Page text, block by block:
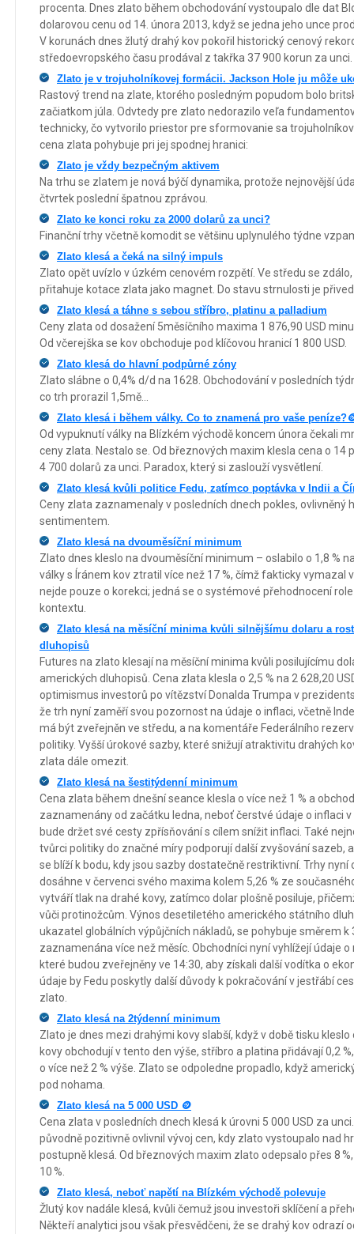
procenta. Dnes zlato během obchodování vystoupalo dle dat
dolarovou cenu od 14. února 2013, když se jedna jeho unce
V korunách dnes žlutý drahý kov pokořil historický cenový
středoevropského času prodával z takřka 37 900 korun za unci.
Zlato je v trojuholníkovej formácii. Jackson Hole ju môže
Rastový trend na zlate, ktorého posledným popudom bolo
začiatkom júla. Odvtedy pre zlato nedorazilo veľa
technicky, čo vytvorilo priestor pre sformovanie sa
cena zlata pohybuje pri jej spodnej hranici:
Zlato je vždy bezpečným aktivem
Na trhu se zlatem je nová býčí dynamika, protože nejnovější
čtvrtek poslední špatnou zprávou.
Zlato ke konci roku za 2000 dolarů za unci?
Finanční trhy včetně komodit se většinu uplynulého týdne
Zlato klesá a čeká na silný impuls
Zlato opět uvízlo v úzkém cenovém rozpětí. Ve středu se zdálo,
přitahuje kotace zlata jako magnet. Do stavu strnulosti je
Zlato klesá a táhne s sebou stříbro, platinu a palladium
Ceny zlata od dosažení 5měsíčního maxima 1 876,90 USD
Od včerejška se kov obchoduje pod klíčovou hranicí 1 800 USD.
Zlato klesá do hlavní podpůrné zóny
Zlato slábne o 0,4% d/d na 1628. Obchodování v posledních
co trh prorazil 1,5mě...
Zlato klesá i během války. Co to znamená pro vaše
Od vypuknutí války na Blízkém východě koncem února čekali
ceny zlata. Nestalo se. Od březnových maxim klesla cena o 14
4 700 dolarů za unci. Paradox, který si zaslouží vysvětlení.
Zlato klesá kvůli politice Fedu, zatímco poptávka v Indii a
Ceny zlata zaznamenaly v posledních dnech pokles,
sentimentem.
Zlato klesá na dvouměsíční minimum
Zlato dnes kleslo na dvouměsíční minimum – oslabilo o 1,8 %
války s Íránem kov ztratil více než 17 %, čímž fakticky vymazal
nejde pouze o korekci; jedná se o systémové přehodnocení
kontextu.
Zlato klesá na měsíční minima kvůli silnějšímu dolaru a
dluhopisů
Futures na zlato klesají na měsíční minima kvůli posilujícímu
amerických dluhopisů. Cena zlata klesla o 2,5 % na 2 628,20
optimismus investorů po vítězství Donalda Trumpa v
že trh nyní zaměří svou pozornost na údaje o inflaci, včetně
má být zveřejněn ve středu, a na komentáře Federálního
politiky. Vyšší úrokové sazby, které snižují atraktivitu drahých
zlata dále omezit.
Zlato klesá na šestitýdenní minimum
Cena zlata během dnešní seance klesla o více než 1 % a
zaznamenány od začátku ledna, neboť čerstvé údaje o inflaci v
bude držet své cesty zpřísňování s cílem snížit inflaci. Také
tvůrci politiky do značné míry podporují další zvyšování sazeb,
se blíží k bodu, kdy jsou sazby dostatečně restriktivní. Trhy nyní
dosáhne v červenci svého maxima kolem 5,26 % ze
vytváří tlak na drahé kovy, zatímco dolar plošně posiluje,
vůči protinožcům. Výnos desetiletého amerického státního
ukazatel globálních výpůjčních nákladů, se pohybuje směrem k
zaznamenána více než měsíc. Obchodníci nyní vyhlížejí údaje
které budou zveřejněny ve 14:30, aby získali další vodítka o
údaje by Fedu poskytly další důvody k pokračování v jestřábí
zlato.
Zlato klesá na 2týdenní minimum
Zlato je dnes mezi drahými kovy slabší, když v době tisku
kovy obchodují v tento den výše, stříbro a platina přidávají 0,2
o více než 2 % výše. Zlato se odpoledne propadlo, když
pod nohama.
Zlato klesá na 5 000 USD 🪙
Cena zlata v posledních dnech klesá k úrovni 5 000 USD za
původně pozitivně ovlivnil vývoj cen, kdy zlato vystoupalo nad
postupně klesá. Od březnových maxim zlato odepsalo přes 8
10 %.
Zlato klesá, neboť napětí na Blízkém východě polevuje
Žlutý kov nadále klesá, kvůli čemuž jsou investoři sklíčení a
Někteří analytici jsou však přesvědčeni, že se drahý kov odrazí